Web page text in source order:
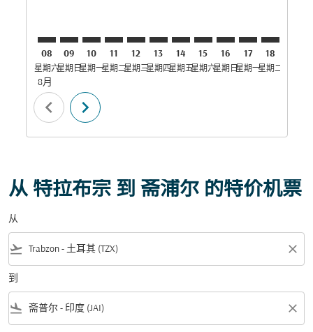
08
星期六
8月
09
星期日
10
星期一
11
星期二
12
星期三
13
星期四
14
星期五
15
星期六
16
星期日
17
星期一
18
星期二星期三
chevron_left chevron_right
从 特拉布宗 到 斋浦尔 的特价机票
从
flight_takeoff close
到
flight_land close